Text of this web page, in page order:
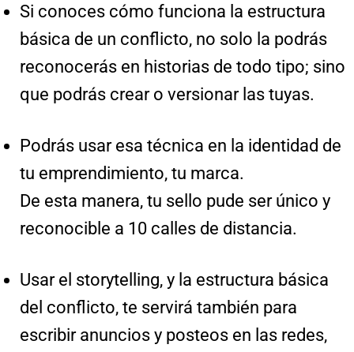
Si conoces cómo funciona la estructura
básica de un conflicto, no solo la podrás
reconocerás en historias de todo tipo; sino
que podrás crear o versionar las tuyas.
Podrás usar esa técnica en la identidad de
tu emprendimiento, tu marca.
De esta manera, tu sello pude ser único y
reconocible a 10 calles de distancia.
Usar el storytelling, y la estructura básica
del conflicto, te servirá también para
escribir anuncios y posteos en las redes,